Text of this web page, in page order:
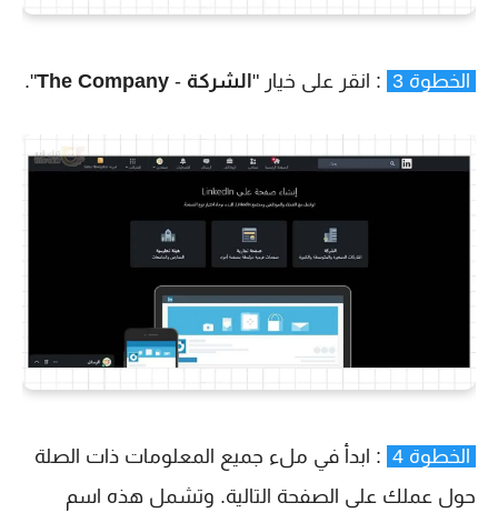
الخطوة 3 : انقر على خيار "الشركة -
The Company
".
الخطوة 4
: ابدأ في ملء جميع المعلومات ذات الصلة
حول عملك على الصفحة التالية. وتشمل هذه اسم